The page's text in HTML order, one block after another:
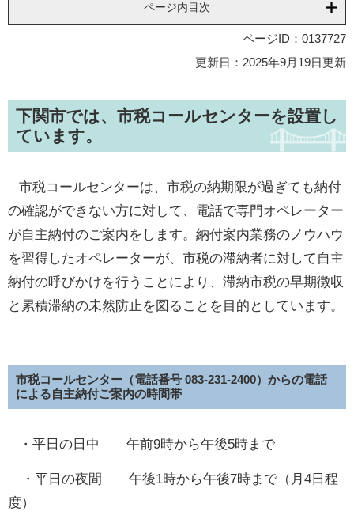
ページ内目次
ページID：0137727
更新日：2025年9月19日更新
下関市では、市税コールセンターを設置し
ています。
市税コールセンターは、市税の納期限が過ぎても納付
の確認ができない方に対して、電話で専門オペレーター
が自主納付のご案内をします。納付案内業務のノウハウ
を習得したオペレーターが、市税の滞納者に対して自主
納付の呼びかけを行うことにより、滞納市税の早期徴収
と累積滞納の未然防止を図ることを目的としています。
市税コールセンター（電話番号 083-231-2400）からの電話
による自主納付ご案内の時間帯
・平日の日中 午前9時から午後5時まで
・平日の夜間 午後1時から午後7時まで（月4日程
度）